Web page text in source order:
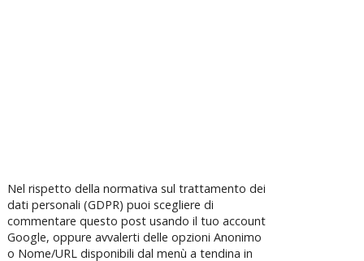
Nel rispetto della normativa sul trattamento dei
dati personali (GDPR) puoi scegliere di
commentare questo post usando il tuo account
Google, oppure avvalerti delle opzioni Anonimo
o Nome/URL disponibili dal menù a tendina in